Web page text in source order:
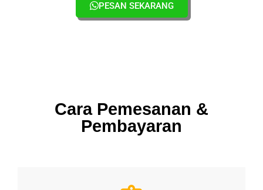
PESAN SEKARANG
Cara Pemesanan &
Pembayaran